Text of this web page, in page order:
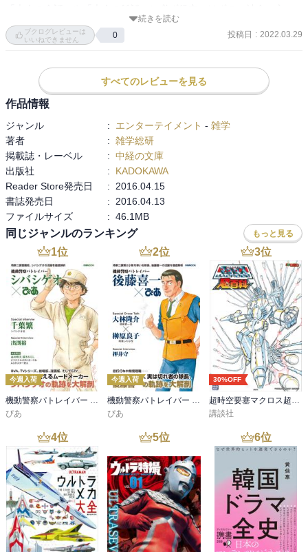
化・歴史・自然科学・生活・スポーツなど幅広いジャンルのネタが
まとめて楽しめる“大人必携”の一冊です！
珍談奇談の類から、学術的に検証された知識まで、種々雑多な話題
をわかりやすい形で世に発表する集団・雑学総研が編纂した、暇つ
■１　自由の女神像のモデルはアラブ人だった！
■２　今から２００年前の浮世絵に東京スカイツリーが描かれてい
た！
■３　『サザエさん』の視聴率が株価を左右している！？
■４　自転車はそもそもなぜ「ちゃりんこ」と呼ばれるのか？
■５　沖縄だけ、ＮＨＫ受信料が安い！
■６　「×」を「ペケ」と読む謎
■７　「こどもの日」は母に感謝する日！？
■８　鉄道会社は「鉄」という漢字を嫌う！？
■９　「猫は魚が大好物」というのは誤解だった！
■１０　人は、南極では風邪を引かない！？
男性が美容室でカットするのは違法だった!　アメリカでは履歴書に
写真を貼らない!?　「OK」の正体…　等々、面白ネタ、驚愕ネタ、
お役立ちネタといった、思わず誰かに話したくなる雑学の数々を一
挙収録!
本書の中でも「諸説ある…」と紹介されているモノも目立ち、真実
とは言い切れないような眉唾モノも含まれていたし、知らなくても
何も困らないモノばかりでしたが、気分転換として読むのにちょう
ど良い内容でしたね、、、
半世紀以上生きていても、知らないことは沢山あるんだなー　と改
めて感じました…　それ以上でも、それ以下でもない、そんな一冊
でしたね。
続きを読む
ブクログレビューは
いいねできません
0 投稿日 : 2022.03.29
すべてのレビューを見る
作品情報
ジャンル : エンターテイメント - 雑学
著者
: 雑学総研
掲載誌・レーベル
: 中経の文庫
出版社
:
KADOKAWA
Reader Store発売日
:
2016.04.15
書誌発売日
:
2016.04.13
ファイルサイズ
: 46.1MB
同じジャンルのランキング もっと見る
1位
今週入荷
機動警察パトレイバー シバシゲオぴあ
ぴあ
2位
今週入荷
機動警察パトレイバー 後藤喜一ぴあ
ぴあ
3位
30%OFF
超時空要塞マクロス超百科
講談社
4位 5位 6位